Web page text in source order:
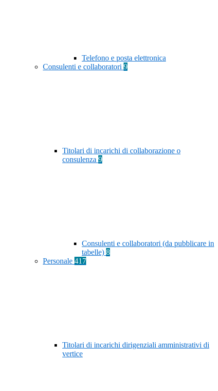
Telefono e posta elettronica
Consulenti e collaboratori 9
Titolari di incarichi di collaborazione o
consulenza 9
Consulenti e collaboratori (da pubblicare in
tabelle) 8
Personale 417
Titolari di incarichi dirigenziali amministrativi di
vertice